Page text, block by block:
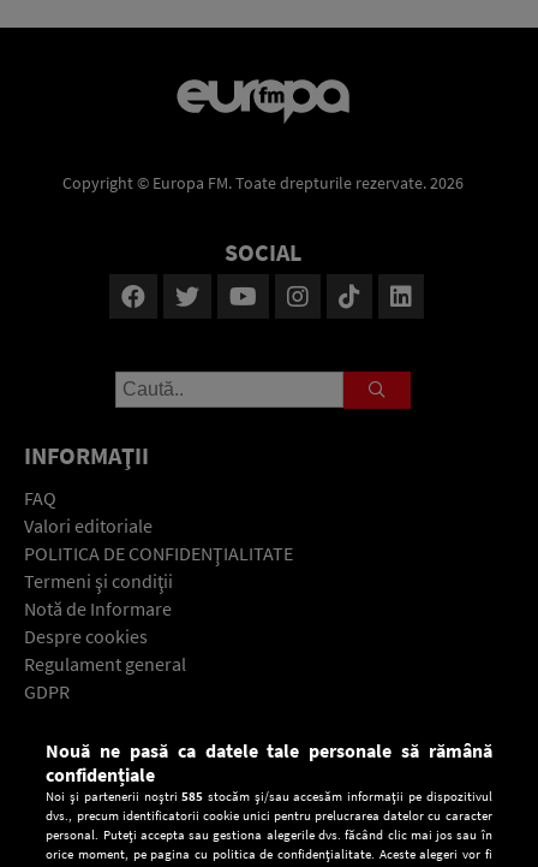
Copyright © Europa FM. Toate drepturile rezervate. 2026
SOCIAL
INFORMAŢII
FAQ
Valori editoriale
POLITICA DE CONFIDENŢIALITATE
Termeni şi condiţii
Notă de Informare
Despre cookies
Regulament general
GDPR
Descarcă gratuit aplicaţia Europa FM pentru smartphone:
Nouă ne pasă ca datele tale personale să rămână
confidențiale
Noi și partenerii noștri585 stocăm și/sau accesăm informații pe dispozitivul
dvs., precum identificatorii cookie unici pentru prelucrarea datelor cu caracter
personal. Puteți accepta sau gestiona alegerile dvs. făcând clic mai jos sau în
orice moment, pe pagina cu politica de confidențialitate. Aceste alegeri vor fi